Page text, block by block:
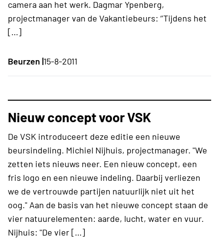
camera aan het werk. Dagmar Ypenberg,
projectmanager van de Vakantiebeurs: ‘’Tijdens het
[…]
Beurzen |15-8-2011
Nieuw concept voor VSK
De VSK introduceert deze editie een nieuwe
beursindeling. Michiel Nijhuis, projectmanager. "We
zetten iets nieuws neer. Een nieuw concept, een
fris logo en een nieuwe indeling. Daarbij verliezen
we de vertrouwde partijen natuurlijk niet uit het
oog." Aan de basis van het nieuwe concept staan de
vier natuurelementen: aarde, lucht, water en vuur.
Nijhuis: "De vier […]